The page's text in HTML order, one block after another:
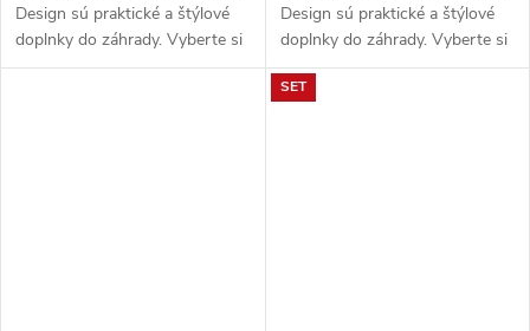
Design sú praktické a štýlové
doplnky do záhrady. Vyberte si
z rôznych veľkostí, materiálov a
Design sú praktické a štýlové
doplnky do záhrady. Vyberte si
z rôznych veľkostí, materiálov a
farieb.
SET